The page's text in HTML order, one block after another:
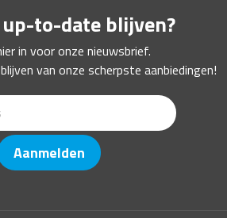
to-date blijven?
in voor onze nieuwsbrief.
van onze scherpste aanbiedingen!
Aanmelden